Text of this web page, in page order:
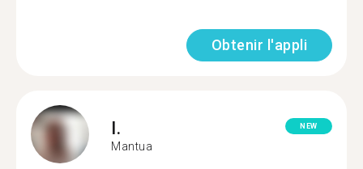
Obtenir l'appli
I.
Mantua
NEW